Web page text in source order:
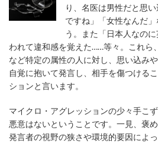
り、名医は男性だと思
ですね」「女性なんだ
う。また「日本人なの
われて違和感を覚えた……等々。これら
など特定の属性の人に対し、思い込み
自覚に抱いて発言し、相手を傷つける
ションと言います。
マイクロ・アグレッションの少々手こ
悪意はないということです。一見、褒
発言者の視野の狭さや環境的要因によ